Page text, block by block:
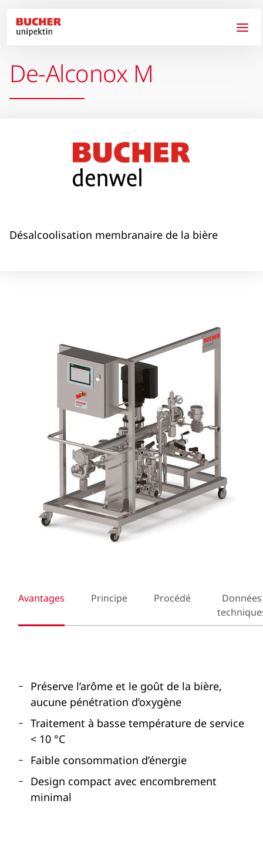
De-Alconox M
Désalcoolisation membranaire de la bière
Avantages Principe Procédé
Données
Préserve l’arôme et le goût de la bière,
aucune pénétration d’oxygène
Traitement à basse température de service
< 10 °C
Faible consommation d’énergie
Design compact avec encombrement
minimal